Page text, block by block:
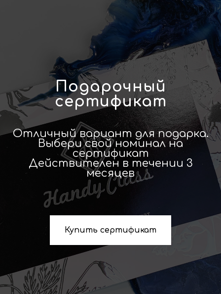
Подарочный
сертификат
Отличный вариант для подарка.
Выбери свой номинал на
сертификат
Действителен в течении 3
месяцев
Купить сертификат